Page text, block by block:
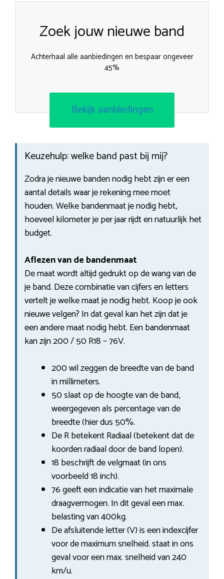
Zoek jouw nieuwe band
Achterhaal alle aanbiedingen en bespaar ongeveer
45%
Bekijk aanbiedingen
Keuzehulp: welke band past bij mij?
Zodra je nieuwe banden nodig hebt zijn er een
aantal details waar je rekening mee moet
houden. Welke bandenmaat je nodig hebt,
hoeveel kilometer je per jaar rijdt en natuurlijk het
budget.
Aflezen van de bandenmaat
De maat wordt altijd gedrukt op de wang van de
je band. Deze combinatie van cijfers en letters
vertelt je welke maat je nodig hebt. Koop je ook
nieuwe velgen? In dat geval kan het zijn dat je
een andere maat nodig hebt. Een bandenmaat
kan zijn 200 / 50 R18 – 76V.
200 wil zeggen de breedte van de band
in millimeters.
50 slaat op de hoogte van de band,
weergegeven als percentage van de
breedte (hier dus 50%.
De R betekent Radiaal (betekent dat de
koorden radiaal door de band lopen).
18 beschrijft de velgmaat (in ons
voorbeeld 18 inch).
76 geeft een indicatie van het maximale
draagvermogen. In dit geval een max.
belasting van 400kg.
De afsluitende letter (V) is een indexcijfer
voor de maximum snelheid. staat in ons
geval voor een max. snelheid van 240
km/u.